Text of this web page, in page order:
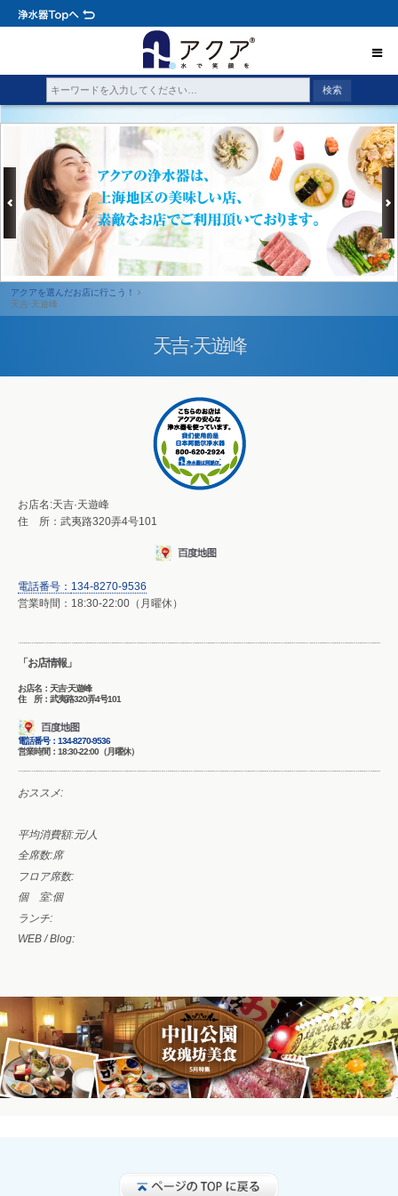
アクアを選んだお店に行こう！
天吉·天遊峰
天吉·天遊峰
お店名:天吉·天遊峰
住 所：武夷路320弄4号101
電話番号： 134-8270-9536
営業時間：18:30-22:00（月曜休）
「お店情報」
お店名：天吉·天遊峰
住 所：武夷路320弄4号101
電話番号： 134-8270-9536
営業時間：18:30-22:00（月曜休）
おススメ:
平均消費額:元/人
全席数:席
フロア席数:
個 室:個
ランチ:
WEB / Blog: